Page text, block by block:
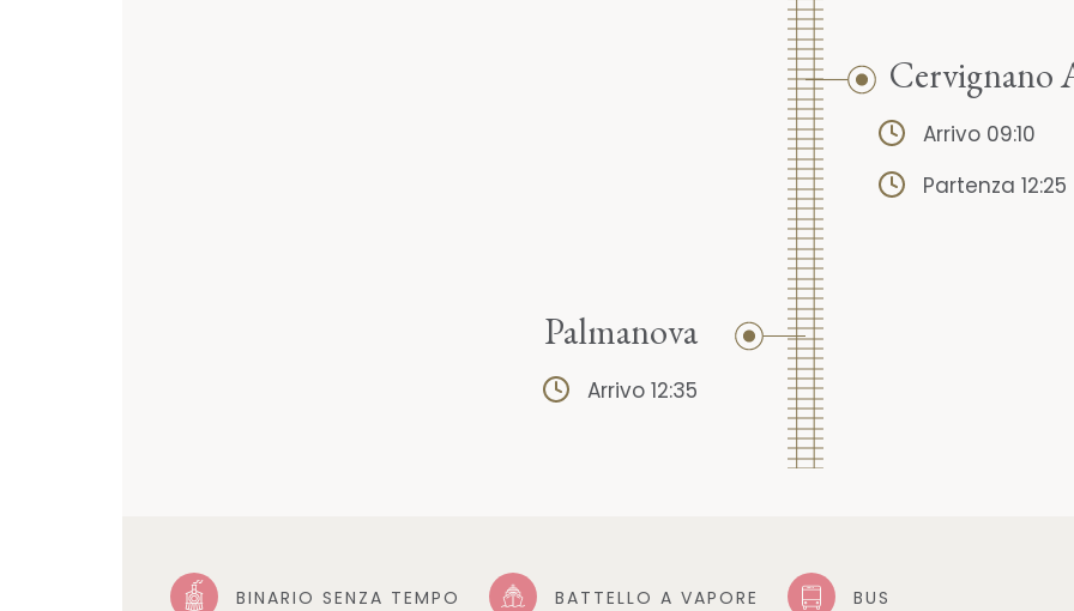
Cervignano
Arrivo 09:10
Partenza 12:25
Palmanova
Arrivo 12:35
BINARIO SENZA TEMPO BATTELLO A VAPORE BUS